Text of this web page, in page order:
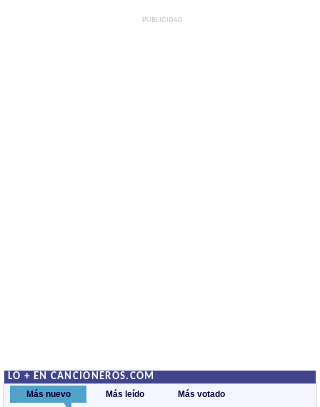
PUBLICIDAD
LO + EN CANCIONEROS.COM
Más nuevo Más leído Más votado